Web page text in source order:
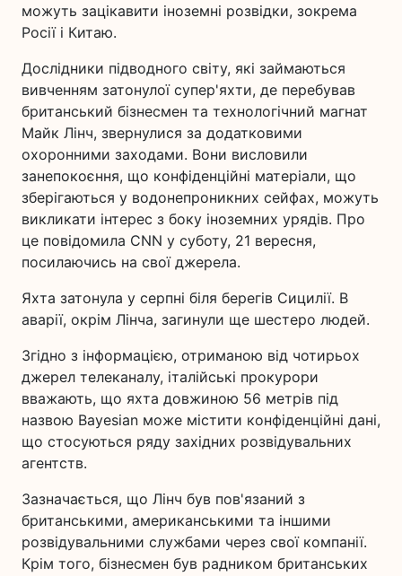
можуть зацікавити іноземні розвідки, зокрема
Росії і Китаю.
Дослідники підводного світу, які займаються
вивченням затонулої супер'яхти, де перебував
британський бізнесмен та технологічний магнат
Майк Лінч, звернулися за додатковими
охоронними заходами. Вони висловили
занепокоєння, що конфіденційні матеріали, що
зберігаються у водонепроникних сейфах, можуть
викликати інтерес з боку іноземних урядів. Про
це повідомила CNN у суботу, 21 вересня,
посилаючись на свої джерела.
Яхта затонула у серпні біля берегів Сицилії. В
аварії, окрім Лінча, загинули ще шестеро людей.
Згідно з інформацією, отриманою від чотирьох
джерел телеканалу, італійські прокурори
вважають, що яхта довжиною 56 метрів під
назвою Bayesian може містити конфіденційні дані,
що стосуються ряду західних розвідувальних
агентств.
Зазначається, що Лінч був пов'язаний з
британськими, американськими та іншими
розвідувальними службами через свої компанії.
Крім того, бізнесмен був радником британських